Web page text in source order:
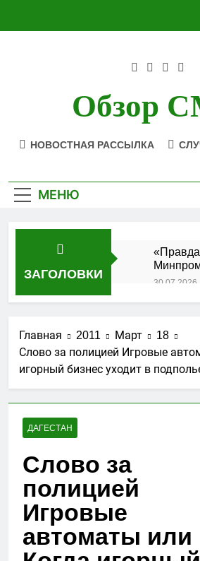
Обзор
НОВОСТНАЯ РАССЫЛКА
МЕНЮ
ЗАГОЛОВКИ
кластера
в
30.07.2026
«Гильдия
Северо-
округа»
27.07.2026
порядок
25.07.2026
АО
объектов
«Я-
«Я-
Главная 2011 Март
18
Слово за полицией Игровые
игорный бизнес уходит в
ДАГЕСТАН
Слово за
полицией
Игровые
автоматы или